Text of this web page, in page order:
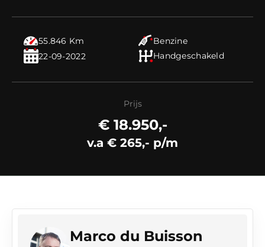
55.846 Km
Benzine
22-09-2022
Handgeschakeld
Prijs
€ 18.950,-
v.a € 265,- p/m
Marco du Buisson